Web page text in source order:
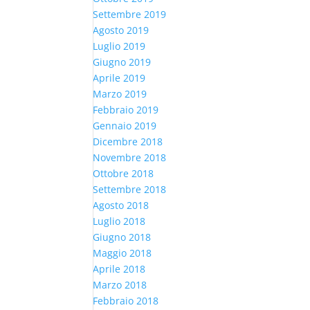
Settembre 2019
Agosto 2019
Luglio 2019
Giugno 2019
Aprile 2019
Marzo 2019
Febbraio 2019
Gennaio 2019
Dicembre 2018
Novembre 2018
Ottobre 2018
Settembre 2018
Agosto 2018
Luglio 2018
Giugno 2018
Maggio 2018
Aprile 2018
Marzo 2018
Febbraio 2018